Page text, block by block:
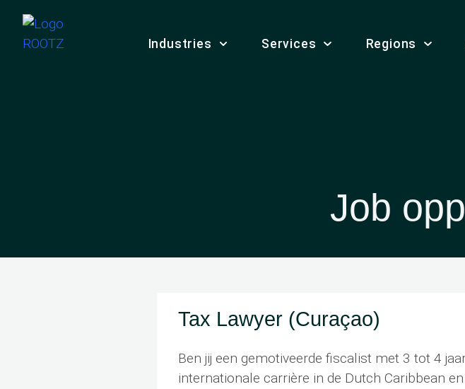
Industries Services Regions
Job
Tax Lawyer (Curaçao)
Ben jij een gemotiveerde fiscalist met 3 tot 4
internationale carrière in de Dutch Caribbean